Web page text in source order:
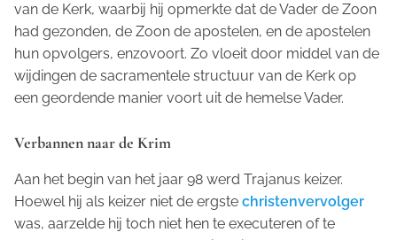
van de Kerk, waarbij hij opmerkte dat de Vader de Zoon
had gezonden, de Zoon de apostelen, en de apostelen
hun opvolgers, enzovoort. Zo vloeit door middel van de
wijdingen de sacramentele structuur van de Kerk op
een geordende manier voort uit de hemelse Vader.
Verbannen naar de Krim
Aan het begin van het jaar 98 werd Trajanus keizer.
Hoewel hij als keizer niet de ergste christenvervolger
was, aarzelde hij toch niet hen te executeren of te